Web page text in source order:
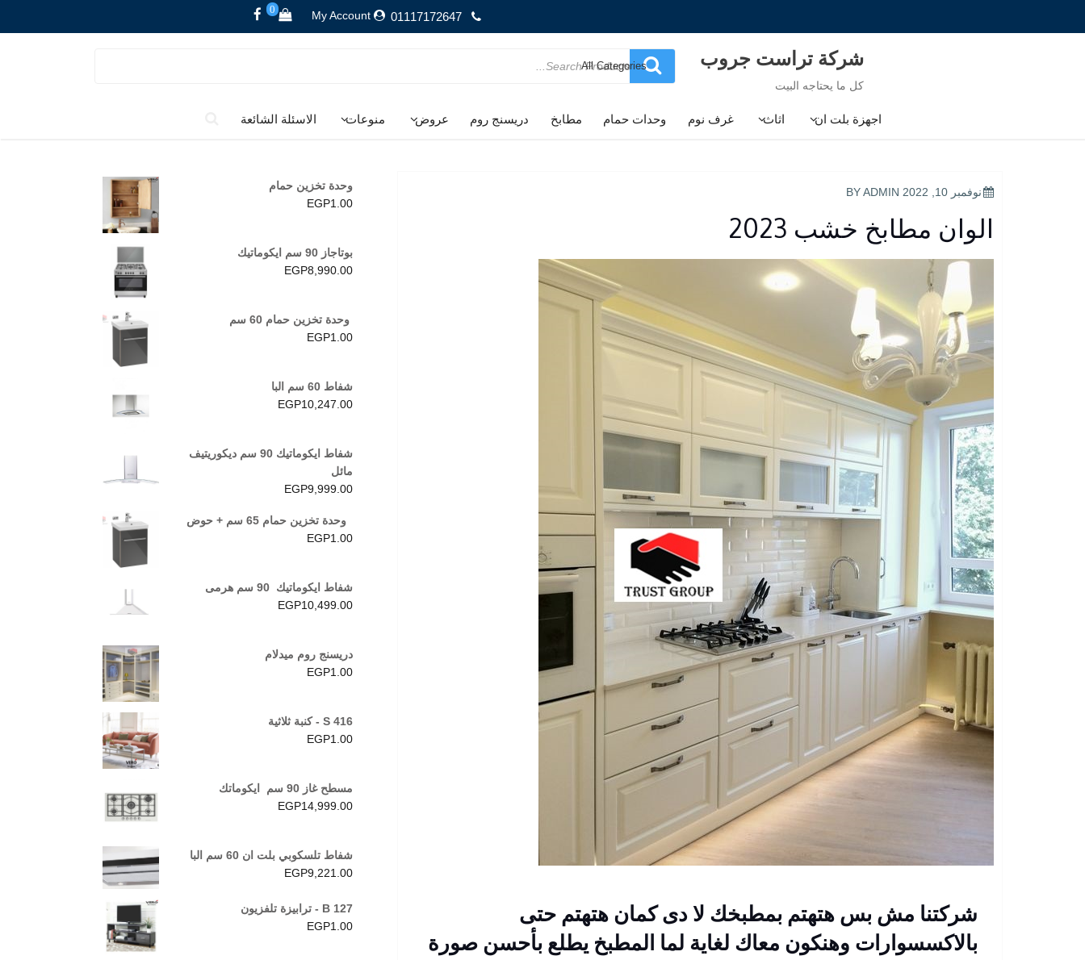
01117172647
My Account
0
شركة تراست جروب
كل ما يحتاجه البيت
Search
for
اجهزة بلت ان اثاث غرف نوم وحدات حمام مطابخ دريسنج روم عروض منوعات الاسئلة الشائعة
POSTED
نوفمبر 10, 2022 ADMIN
الوان مطابخ خشب 2023
شركتنا مش بس هتهتم بمطبخك لا دى كمان هتهتم حتى
بالاكسسوارات وهنكون معاك لغاية لما المطبخ يطلع بأحسن صورة
وحدة تخزين حمام
EGP1.00
بوتاجاز 90 سم ايكوماتيك
EGP8,990.00
وحدة تخزين حمام 60 سم
EGP1.00
شفاط 60 سم البا
EGP10,247.00
شفاط ايكوماتيك 90 سم ديكوريتيف
مائل
EGP9,999.00
وحدة تخزين حمام 65 سم + حوض
EGP1.00
شفاط ايكوماتيك 90 سم هرمى
EGP10,499.00
دريسنج روم ميدلام
EGP1.00
S 416 - كنبة ثلاثية
EGP1.00
مسطح غاز 90 سم ايكوماتك
EGP14,999.00
شفاط تلسكوبي بلت ان 60 سم البا
EGP9,221.00
B 127 - ترابيزة تلفزيون
EGP1.00